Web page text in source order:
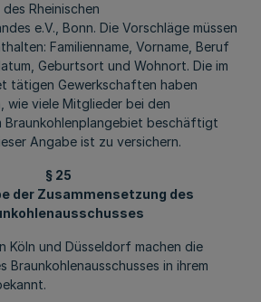
Rheinischen
e.V., Bonn. Die Vorschläge müssen
Familienname, Vorname, Beruf
Geburtsort und Wohnort. Die im
tätigen Gewerkschaften haben
wie viele Mitglieder bei den
Braunkohlenplangebiet beschäftigt
Angabe ist zu versichern.
§ 25
der Zusammensetzung des
Köln und Düsseldorf machen die
Braunkohlenausschusses in ihrem